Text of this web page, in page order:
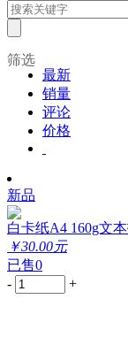
筛选
最新
销量
评论
价格
新品
白卡纸A4 160g文
￥30.00元
已售0
-
+